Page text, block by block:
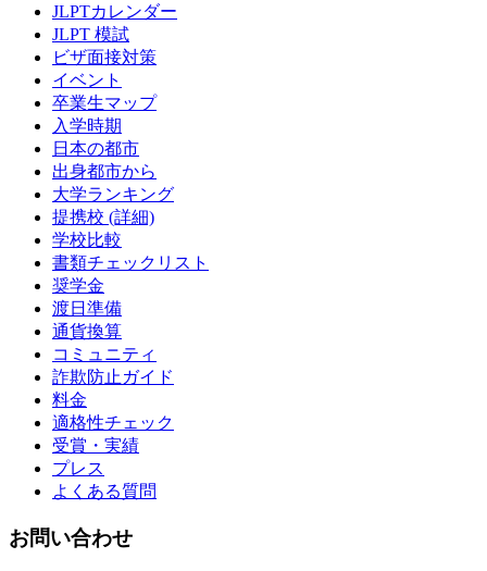
JLPTカレンダー
JLPT 模試
ビザ面接対策
イベント
卒業生マップ
入学時期
日本の都市
出身都市から
大学ランキング
提携校 (詳細)
学校比較
書類チェックリスト
奨学金
渡日準備
通貨換算
コミュニティ
詐欺防止ガイド
料金
適格性チェック
受賞・実績
プレス
よくある質問
お問い合わせ